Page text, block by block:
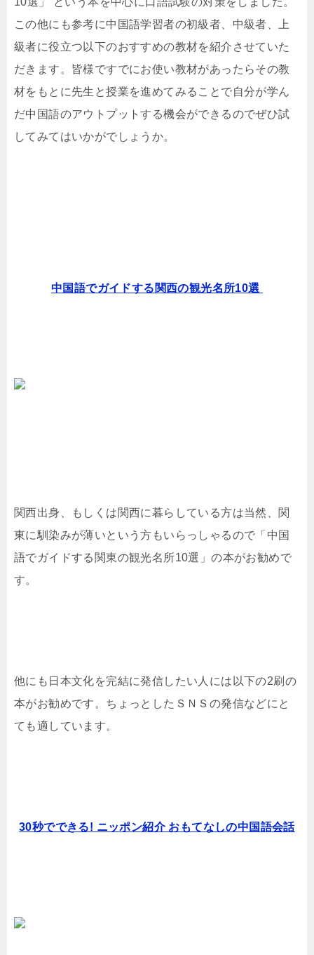
この他にも参考に中国語学習者の初級者、中級者、上
級者に役立つ以下のおすすめの教材を紹介させていた
だきます。皆様ですでにお使い教材があったらその教
材をもとに先生と授業を進めてみることで自分が学ん
だ中国語のアウトプットする機会ができるのでぜひ試
してみてはいかがでしょうか。
中国語でガイドする関西の観光名所10選
関西出身、もしくは関西に暮らしている方は当然、関
東に馴染みが薄いという方もいらっしゃるので「中国
語でガイドする関東の観光名所10選」の本がお勧めで
す。
他にも日本文化を完結に発信したい人には以下の2刷の
本がお勧めです。ちょっとしたＳＮＳの発信などにと
ても適しています。
30秒でできる! ニッポン紹介 おもてなしの中国語会話